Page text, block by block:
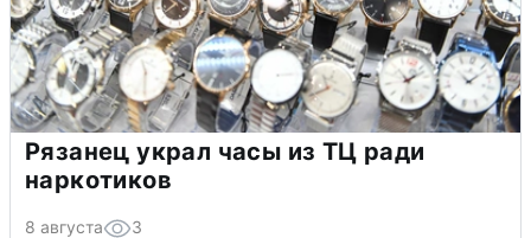
Рязанец украл часы из ТЦ ради
наркотиков
8 августа 3